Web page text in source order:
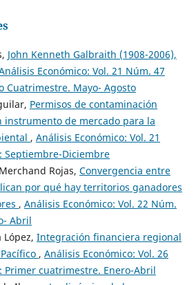
John Kenneth Galbraith (1908-2006),
Económico: Vol. 21 Núm. 47
Cuatrimestre. Mayo- Agosto
Permisos de contaminación
instrumento de mercado para la
, Análisis Económico: Vol. 21
Septiembre-Diciembre
Rojas, Convergencia entre
por qué hay territorios ganadores
, Análisis Económico: Vol. 22 Núm.
Abril
López, Integración financiera regional
, Análisis Económico: Vol. 26
Primer cuatrimestre. Enero-Abril